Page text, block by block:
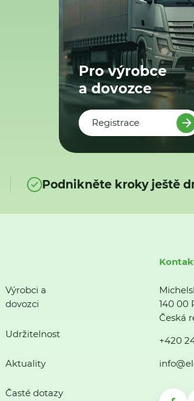
Pro výrobce
a dovozce
Registrace
Podnikněte kroky ještě
Výrobci a
dovozci
Udržitelnost
Aktuality
Časté dotazy
140 00
Česká
+420